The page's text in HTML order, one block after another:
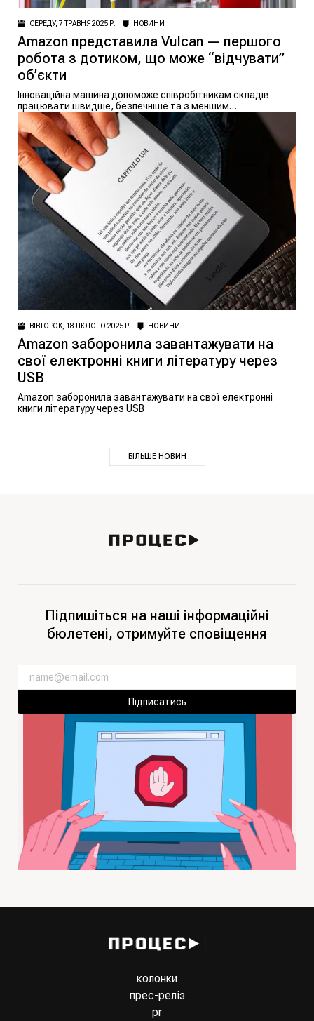
СЕРЕДУ, 7 ТРАВНЯ 2025 Р. НОВИНИ
Amazon представила Vulcan — першого
робота з дотиком, що може “відчувати”
об’єкти
Інноваційна машина допоможе співробітникам складів
працювати швидше, безпечніше та з меншим
навантаженням на тіло
ВІВТОРОК, 18 ЛЮТОГО 2025 Р. НОВИНИ
Amazon заборонила завантажувати на
свої електронні книги літературу через
USB
Amazon заборонила завантажувати на свої електронні
книги літературу через USB
БІЛЬШЕ НОВИН
Підпишіться на наші інформаційні
бюлетені, отримуйте сповіщення
Підписатись
колонки
прес-реліз
pr